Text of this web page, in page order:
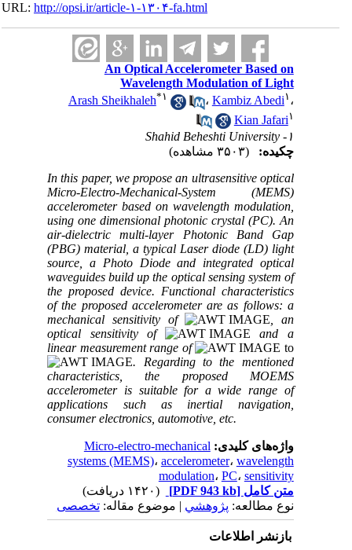
URL:http://opsi.ir/article-۱-۱۳۰۴-fa.html
An Optical Accelerometer Based on
Wavelength Modulation of Light
Arash Sheikhaleh*۱ ،Kambiz Abedi
Kian Jafari
چکیده:
In this paper, we propose an ultrasensitive optical
Micro-Electro-Mechanical-System (MEMS)
accelerometer based on wavelength modulation,
using one dimensional photonic crystal (PC). An
air-dielectric multi-layer Photonic Band Gap
(PBG) material, a typical Laser diode (LD) light
source, a Photo Diode and integrated optical
waveguides build up the optical sensing system of
the proposed device. Functional characteristics
of the proposed accelerometer are as follows: a
mechanical sensitivity of
, an
optical sensitivity of
and a
linear measurement range of
to
. Regarding to the mentioned
characteristics, the proposed MOEMS
accelerometer is suitable for a wide range of
applications such as inertial navigation,
consumer electronics, automotive, etc.
واژه‌های کلیدی:Micro-electro-mechanical
systems (MEMS)،accelerometer،wavelength
modulation،PC،sensitivity
متن کامل[PDF 943 kb]
نوع مطالعه:پژوهشي| موضوع مقاله:تخصصی
بازنشر اطلاعات